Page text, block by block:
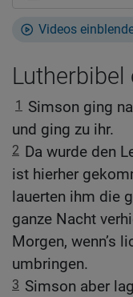
Videos
Lutherbibel
1 Simson ging
und ging zu ihr.
2 Da wurde den
ist hierher
lauerten ihm die
ganze Nacht
Morgen, wenn’s
umbringen.
3 Simson aber